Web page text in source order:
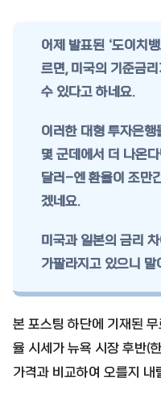
어제 발표된 ‘도이치
르면, 미국의 기준금
수 있다고 하네요.
이러한 대형 투자은
몇 군데에서 더 나온
달러-엔 환율이 조만
겠네요.
미국과 일본의 금리
가팔라지고 있으니 말
본 포스팅 하단에 기재된
율 시세가 뉴욕 시장 후반(
가격과 비교하여 오를지 내